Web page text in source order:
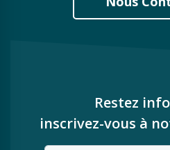
Restez
inscrivez-vous à